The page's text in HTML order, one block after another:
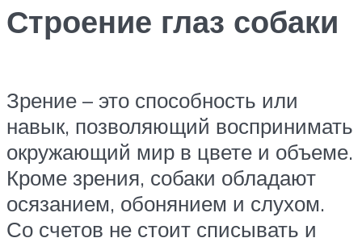
Строение глаз собаки
Зрение – это способность или
навык, позволяющий воспринимать
окружающий мир в цвете и объеме.
Кроме зрения, собаки обладают
осязанием, обонянием и слухом.
Со счетов не стоит списывать и